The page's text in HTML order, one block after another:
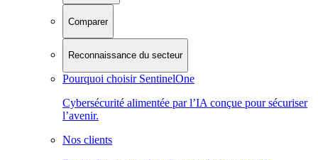
Comparer
Reconnaissance du secteur
Pourquoi choisir SentinelOne
Cybersécurité alimentée par l’IA conçue pour sécuriser
l’avenir.
Nos clients